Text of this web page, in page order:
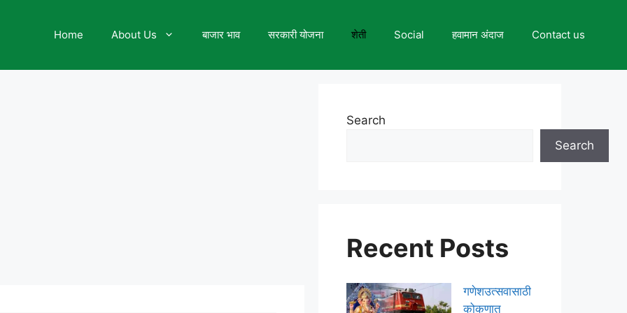
Home About Us बाजार भाव सरकारी योजना शेती Social हवामान अंदाज Contact us
Search
Search
Recent Posts
गणेशउत्सवासाठी
कोकणात